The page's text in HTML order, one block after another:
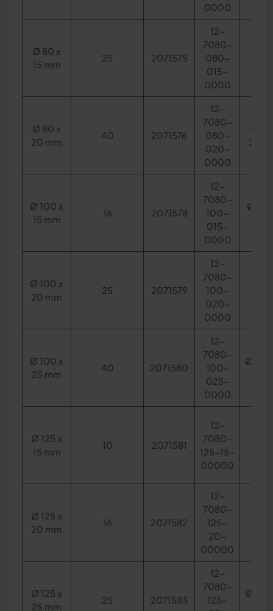
0000
Ø 80 x
15 mm
25 2071575
12-
7080-
080-
015-
0000
10
Ø 80 x
20 mm
40 2071576
12-
7080-
080-
020-
0000
Ø 60
20
Ø 100 x
15 mm
16 2071578
12-
7080-
100-
015-
0000
Ø 63
Ø 100 x
20 mm
25 2071579
12-
7080-
100-
020-
0000
10
Ø 100 x
25 mm
40 2071580
12-
7080-
100-
025-
0000
Ø 65 x
Ø 125 x
15 mm
10 2071581
12-
7080-
125-15-
00000
Ø 125 x
20 mm
16 2071582
12-
7080-
125-
20-
00000
Ø 125 x
25 mm
25 2071583
12-
7080-
125-
Ø 75 x